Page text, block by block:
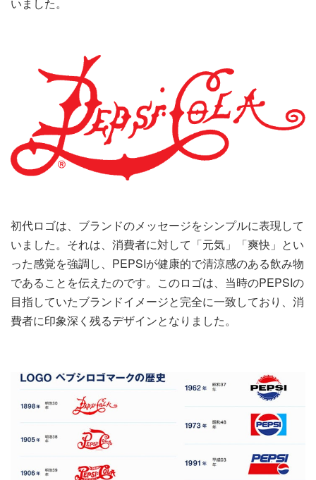
初代ロゴは、ブランドのメッセージをシンプルに表現して
いました。それは、消費者に対して「元気」「爽快」とい
った感覚を強調し、PEPSIが健康的で清涼感のある飲み物
であることを伝えたのです。このロゴは、当時のPEPSIの
目指していたブランドイメージと完全に一致しており、消
費者に印象深く残るデザインとなりました。